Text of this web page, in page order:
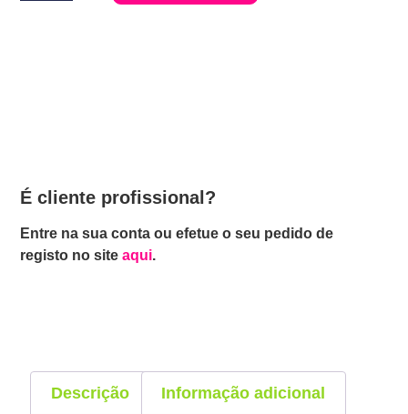
É cliente profissional?
Entre na sua conta ou efetue o seu pedido de
registo no siteaqui.
Descrição Informação adicional